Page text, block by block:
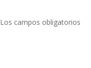
Los campos obligatorios